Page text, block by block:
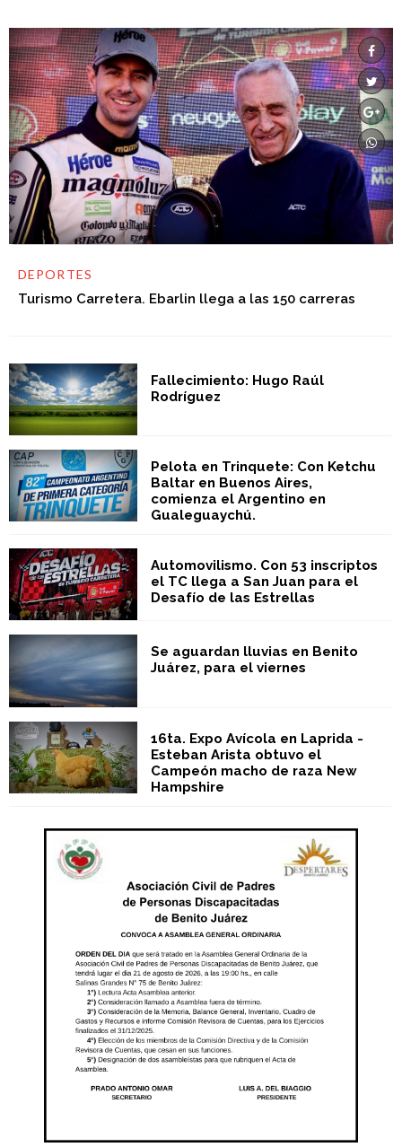
DEPORTES
Turismo Carretera. Ebarlin llega a las 150 carreras
Fallecimiento: Hugo Raúl
Rodríguez
Pelota en Trinquete: Con Ketchu
Baltar en Buenos Aires,
comienza el Argentino en
Gualeguaychú.
Automovilismo. Con 53 inscriptos
el TC llega a San Juan para el
Desafío de las Estrellas
Se aguardan lluvias en Benito
Juárez, para el viernes
16ta. Expo Avícola en Laprida -
Esteban Arista obtuvo el
Campeón macho de raza New
Hampshire